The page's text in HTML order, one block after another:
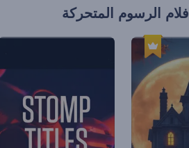
أفلام الرسوم المتحركة